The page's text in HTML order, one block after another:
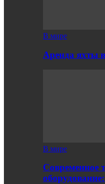
В мире
Аренда яхты
В мире
Современное